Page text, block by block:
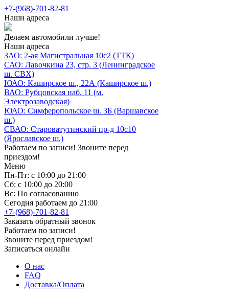
+7-(968)-701-82-81
Наши адреса
Делаем автомобили лучше!
Наши адреса
ЗАО: 2-ая Магистральная 10с2 (ТТК)
САО: Лавочкина 23, стр. 3 (Ленинградское
ш. СВХ)
ЮАО: Каширское ш., 22А (Каширское ш.)
ВАО: Рубцовская наб. 11 (м.
Электрозаводская)
ЮАО: Симферопольское ш. 3Б (Варшавское
ш.)
СВАО: Староватутинский пр-д 10с10
(Ярославское ш.)
Работаем по записи! Звоните перед
приездом!
Меню
Пн-Пт: с 10:00 до 21:00
Сб: с 10:00 до 20:00
Вс: По согласованию
Сегодня работаем до 21:00
+7-(968)-701-82-81
Заказать обратный звонок
Работаем по записи!
Звоните перед приездом!
Записаться онлайн
О нас
FAQ
Доставка/Оплата